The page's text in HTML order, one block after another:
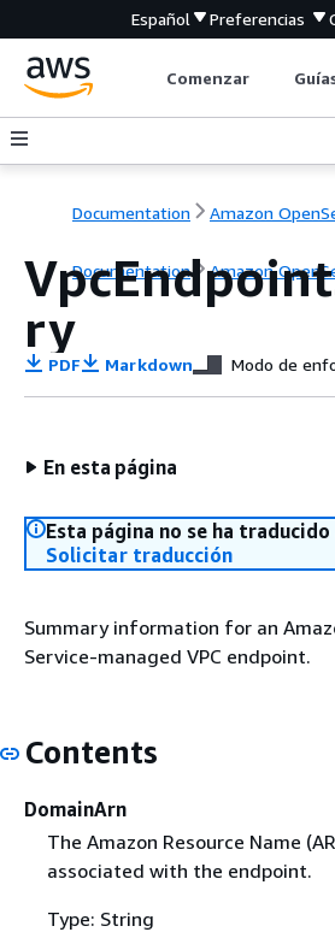
Español Preferencias
Comenzar
Documentation Amazon
Documentation Amazon
ry
PDF Markdown Modo de
En esta página
Esta página no se ha
Solicitar traducción
Summary information for an
Service-managed VPC endpoint.
Contents
DomainArn
The Amazon Resource Name
associated with the endpoint.
Type: String